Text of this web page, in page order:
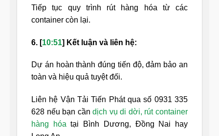
Tiếp tục quy trình rút hàng hóa từ các
container còn lại.
6. [10:51] Kết luận và liên hệ:
Dự án hoàn thành đúng tiến độ, đảm bảo an
toàn và hiệu quả tuyệt đối.
Liên hệ Vận Tải Tiến Phát qua số 0931 335
628 nếu bạn cầndịch vụ di dời, rút container
hàng hóa tại Bình Dương, Đồng Nai hay